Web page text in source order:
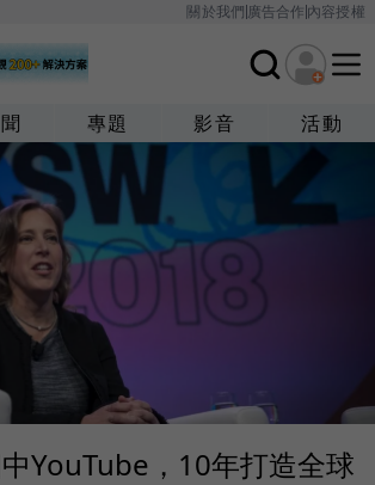
關於我們廣告合作內容授權
專題 影音 活動
YouTube，10年打造全球